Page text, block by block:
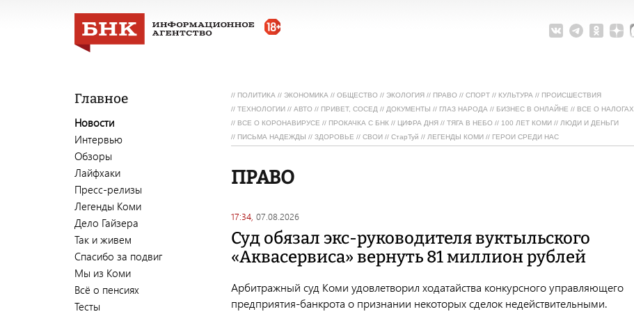
Главное
Новости
Интервью
Обзоры
Лайфхаки
Пресс-релизы
Легенды Коми
Дело Гайзера
Так и живем
Спасибо за подвиг
Мы из Коми
Всё о пенсиях
Тесты
// ПОЛИТИКА // ЭКОНОМИКА // ОБЩЕСТВО // ЭКОЛОГИЯ // ПРАВО // СПОРТ // КУЛЬТУРА // ПРОИСШЕСТВИЯ
// ТЕХНОЛОГИИ // АВТО // ПРИВЕТ, СОСЕД // ДОКУМЕНТЫ // ГЛАЗ НАРОДА // БИЗНЕС В ОНЛАЙНЕ // ВСЕ О НАЛОГАХ
// ВСЕ О КОРОНАВИРУСЕ // ПРОКАЧКА С БНК // ЦИФРА ДНЯ // ТЯГА В НЕБО // 100 ЛЕТ КОМИ // ЛЮДИ И ДЕНЬГИ
// ПИСЬМА НАДЕЖДЫ // ЗДОРОВЬЕ // СВОИ // СтарТуй // ЛЕГЕНДЫ КОМИ // ГЕРОИ СРЕДИ НАС
ПРАВО
17:34, 07.08.2026
Суд обязал экс-руководителя вуктыльского
«Аквасервиса» вернуть 81 миллион рублей
Арбитражный суд Коми удовлетворил ходатайства конкурсного управляющего
предприятия-банкрота о признании некоторых сделок недействительными.